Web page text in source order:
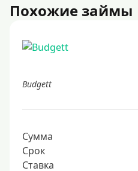
Похожие займы
Budgett
Сумма
Срок
Ставка